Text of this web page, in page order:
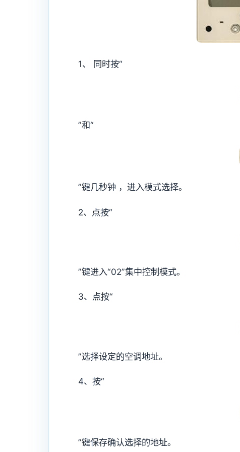
1、 同时按“
”和“
”键几秒钟 ，进入模式选择。
2、点按“
”键进入“02”集中控制模式。
3、点按“
”选择设定的空调地址。
4、按“
”键保存确认选择的地址。